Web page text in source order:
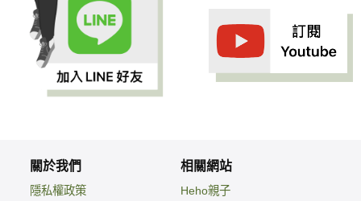
關於我們
隱私權政策
相關網站
Heho親子